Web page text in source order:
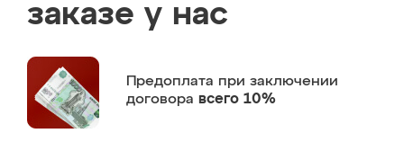
заказе у нас
Предоплата при заключении
договора всего 10%